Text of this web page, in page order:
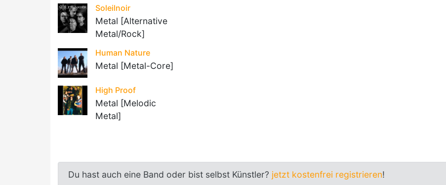
Soleilnoir
Metal [Alternative
Metal/Rock]
Human Nature
Metal [Metal-Core]
High Proof
Metal [Melodic
Metal]
Du hast auch eine Band oder bist selbst Künstler? jetzt kostenfrei registrieren!